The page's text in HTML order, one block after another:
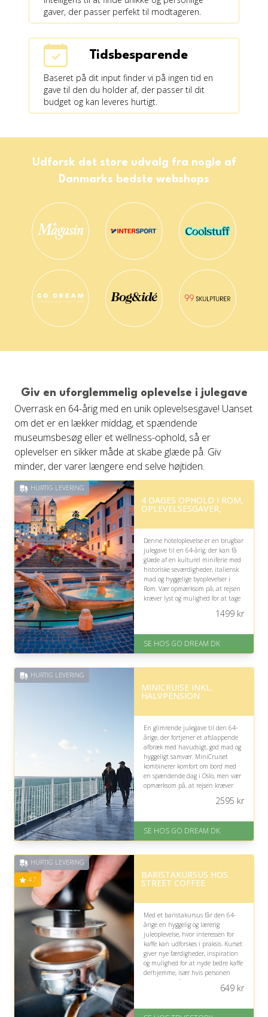
gaver, der passer perfekt til modtageren.
Tidsbesparende
Baseret på dit input finder vi på ingen tid en
gave til den du holder af, der passer til dit
budget og kan leveres hurtigt.
Udforsk det store udvalg fra nogle af
Danmarks bedste webshops
Giv en uforglemmelig oplevelse i julegave
Overrask en 64-årig med en unik oplevelsesgave! Uanset
om det er en lækker middag, et spændende
museumsbesøg eller et wellness-ophold, så er
oplevelser en sikker måde at skabe glæde på. Giv
minder, der varer længere end selve højtiden.
HURTIG LEVERING
4 DAGES OPHOLD I ROM,
OPLEVELSESGAVER,
Denne hoteloplevelse er en brugbar
julegave til en 64-årig, der kan få
glæde af en kulturel miniferie med
historiske seværdigheder, italiensk
mad og hyggelige byoplevelser i
Rom. Vær opmærksom på, at rejsen
kræver lyst og mulighed for at tage
inden for 1 time
1499kr
SE HOS GO DREAM DK
HURTIG LEVERING
MINICRUISE INKL.
HALVPENSION
En glimrende julegave til den 64-
årige, der fortjener et afslappende
afbræk med havudsigt, god mad og
hyggeligt samvær. MiniCruiset
kombinerer komfort om bord med
en spændende dag i Oslo, men vær
opmærksom på, at rejsen kræver
inden for 1 time
2595 kr
SE HOS GO DREAM DK
HURTIG LEVERING
4.7 BARISTAKURSUS HOS
STREET COFFEE
Med et baristakursus får den 64-
årige en hyggelig og lærerig
juleoplevelse, hvor interessen for
kaffe kan udforskes i praksis. Kurset
giver nye færdigheder, inspiration
og mulighed for at nyde bedre kaffe
derhjemme, især hvis personen
sætter pris på kvalitet og gode
På lager
649kr